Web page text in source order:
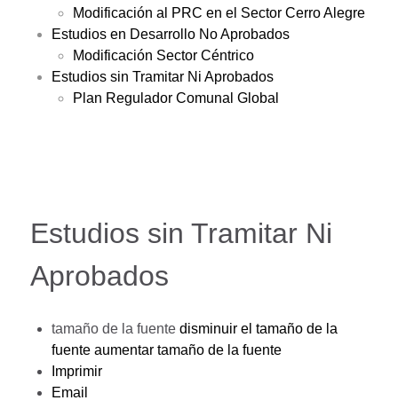
Modificación al PRC en el Sector Cerro Alegre
Estudios en Desarrollo No Aprobados
Modificación Sector Céntrico
Estudios sin Tramitar Ni Aprobados
Plan Regulador Comunal Global
Estudios sin Tramitar Ni
Aprobados
tamaño de la fuente disminuir el tamaño de la
fuente aumentar tamaño de la fuente
Imprimir
Email